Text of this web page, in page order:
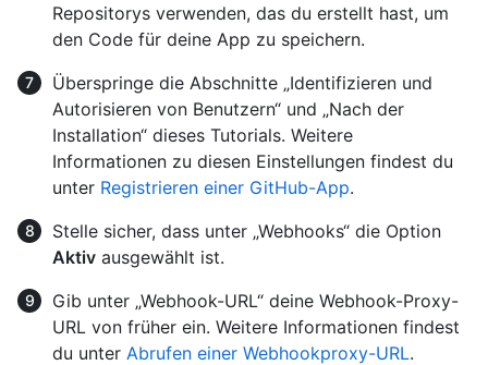
Repositorys verwenden, das du erstellt hast, um
den Code für deine App zu speichern.
Überspringe die Abschnitte „Identifizieren und
Autorisieren von Benutzern“ und „Nach der
Installation“ dieses Tutorials. Weitere
Informationen zu diesen Einstellungen findest du
unter Registrieren einer GitHub-App.
Stelle sicher, dass unter „Webhooks“ die Option
Aktiv ausgewählt ist.
Gib unter „Webhook-URL“ deine Webhook-Proxy-
URL von früher ein. Weitere Informationen findest
du unter Abrufen einer Webhookproxy-URL.